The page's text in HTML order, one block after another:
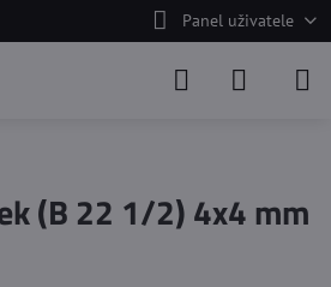
Panel uživatele
(B 22 1/2) 4x4 mm